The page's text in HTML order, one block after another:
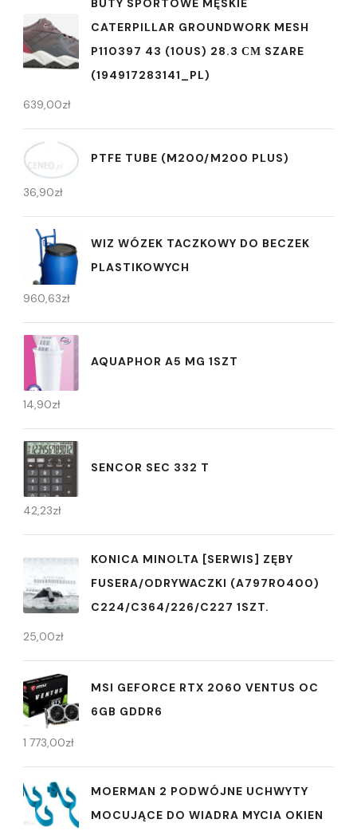
BUTY SPORTOWE MĘSKIE
CATERPILLAR GROUNDWORK MESH
P110397 43 (10US) 28.3 СМ SZARE
(194917283141_PL)
639,00zł
PTFE TUBE (M200/M200 PLUS)
36,90zł
WIZ WÓZEK TACZKOWY DO BECZEK
PLASTIKOWYCH
960,63zł
AQUAPHOR A5 MG 1SZT
14,90zł
SENCOR SEC 332 T
42,23zł
KONICA MINOLTA [SERWIS] ZĘBY
FUSERA/ODRYWACZKI (A797R0400)
C224/C364/226/C227 1SZT.
25,00zł
MSI GEFORCE RTX 2060 VENTUS OC
6GB GDDR6
1 773,00zł
MOERMAN 2 PODWÓJNE UCHWYTY
MOCUJĄCE DO WIADRA MYCIA OKIEN